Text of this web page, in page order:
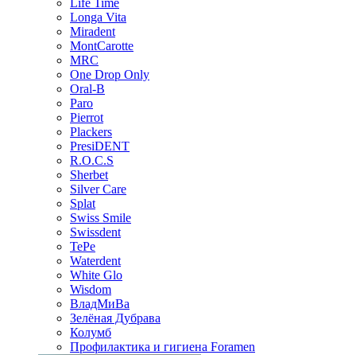
Life Time
Longa Vita
Miradent
MontCarotte
MRC
One Drop Only
Oral-B
Paro
Pierrot
Plackers
PresiDENT
R.O.C.S
Sherbet
Silver Care
Splat
Swiss Smile
Swissdent
TePe
Waterdent
White Glo
Wisdom
ВладМиВа
Зелёная Дубрава
Колумб
Профилактика и гигиена Foramen